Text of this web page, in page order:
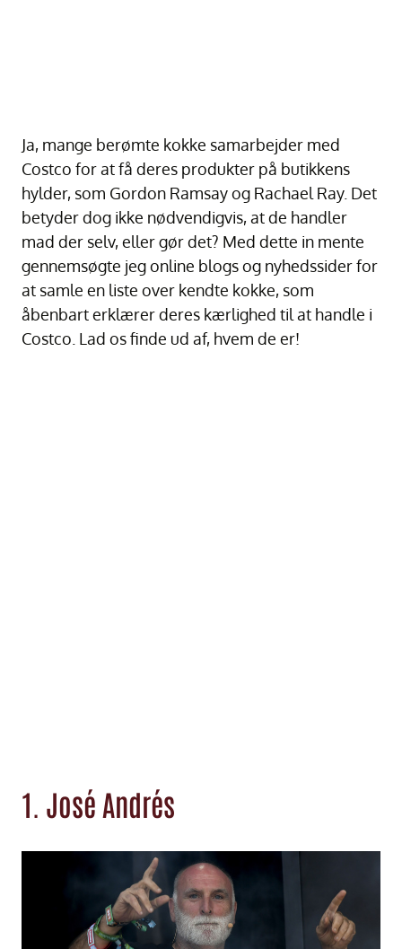
Ja, mange berømte kokke samarbejder med
Costco for at få deres produkter på butikkens
hylder, som Gordon Ramsay og Rachael Ray. Det
betyder dog ikke nødvendigvis, at de handler
mad der selv, eller gør det? Med dette in mente
gennemsøgte jeg online blogs og nyhedssider for
at samle en liste over kendte kokke, som
åbenbart erklærer deres kærlighed til at handle i
Costco. Lad os finde ud af, hvem de er!
1. José Andrés